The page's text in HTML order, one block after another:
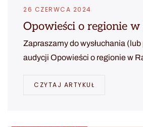
26 CZERWCA 2024
Opowieści o regionie w
Zapraszamy do wysłuchania
audycji Opowieści o regionie w
CZYTAJ ARTYKUŁ